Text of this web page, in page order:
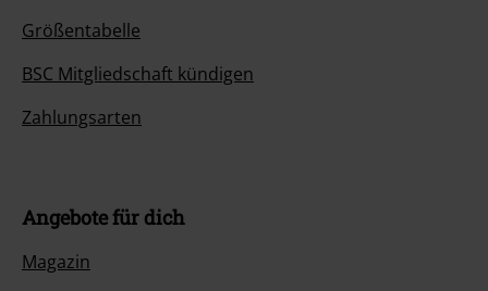
Größentabelle
BSC Mitgliedschaft kündigen
Zahlungsarten
Angebote für dich
Magazin